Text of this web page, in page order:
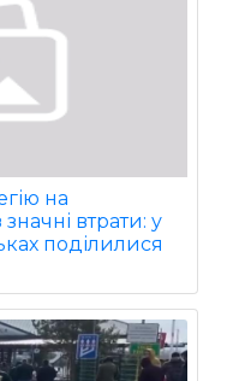
на
втрати: у
поділилися